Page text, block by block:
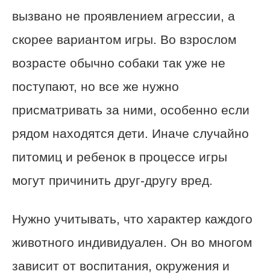
вызвано не проявлением агрессии, а
скорее вариантом игры. Во взрослом
возрасте обычно собаки так уже не
поступают, но все же нужно
присматривать за ними, особенно если
рядом находятся дети. Иначе случайно
питомиц и ребенок в процессе игры
могут причинить друг-другу вред.
Нужно учитывать, что характер каждого
животного индивидуален. Он во многом
зависит от воспитания, окружения и